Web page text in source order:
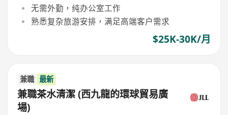
无需外勤，纯办公室工作
熟悉复杂旅游安排，满足高端客户需求
$25K-30K/月
兼職 最新
兼職茶水清潔 (西九龍的環球貿易廣
場)